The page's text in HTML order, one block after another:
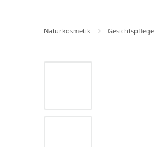
Naturkosmetik Gesichtspflege